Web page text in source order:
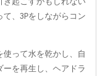
、3Pをしながらコン
って水を乾かし、自
を再生し、ヘアドラ